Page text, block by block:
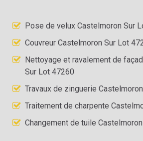
Pose de velux Castelmoron Sur
Couvreur Castelmoron Sur Lot
Nettoyage et ravalement de
Sur Lot 47260
Travaux de zinguerie
Traitement de charpente
Changement de tuile